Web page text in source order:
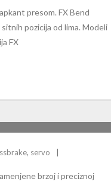
presom. FX Bend
pozicija od lima. Modeli
FX
, servo
brzoj i preciznoj